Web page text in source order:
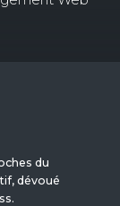
du
dévoué